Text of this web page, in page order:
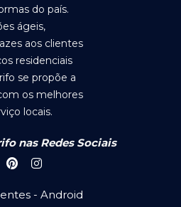
do país.
ágeis,
aos clientes
residenciais
se propõe a
os melhores
locais.
nas Redes Sociais
- Android